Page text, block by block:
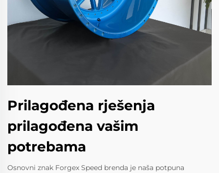
Prilagođena rješenja
prilagođena vašim
potrebama
Osnovni znak Forgex Speed brenda je naša potpuna